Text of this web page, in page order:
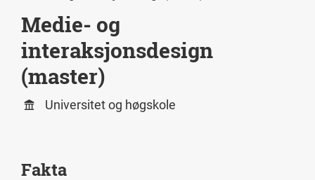
Medie- og
interaksjonsdesign
(master)
Universitet og høgskole
Fakta